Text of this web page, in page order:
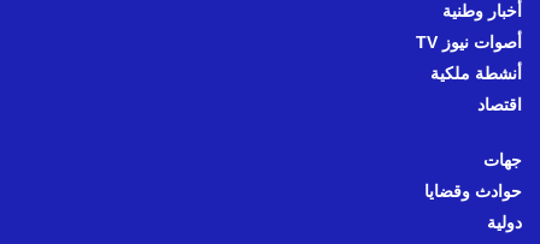
أخبار وطنية
أصوات نيوز TV
أنشطة ملكية
اقتصاد
جهات
حوادث وقضايا
دولية